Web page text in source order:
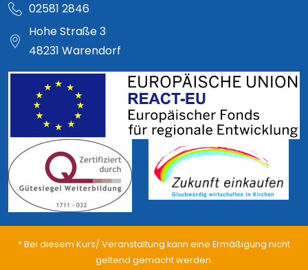
02581 2846
Hohe Straße 3
48231 Warendorf
* Bei diesem Kurs/ Veranstaltung kann eine Ermäßigung nicht
geltend gemacht werden.